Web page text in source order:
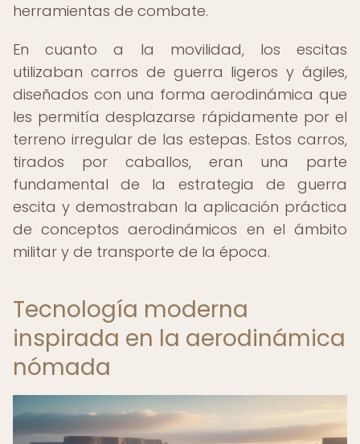
herramientas de combate.
En cuanto a la movilidad, los escitas
utilizaban carros de guerra ligeros y ágiles,
diseñados con una forma aerodinámica que
les permitía desplazarse rápidamente por el
terreno irregular de las estepas. Estos carros,
tirados por caballos, eran una parte
fundamental de la estrategia de guerra
escita y demostraban la aplicación práctica
de conceptos aerodinámicos en el ámbito
militar y de transporte de la época.
Tecnología moderna
inspirada en la aerodinámica
nómada